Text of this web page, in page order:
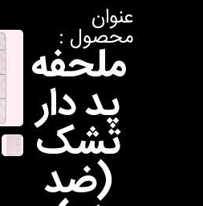
عنوان
محصول :
ملحفه
پد دار
تشک
(ضد